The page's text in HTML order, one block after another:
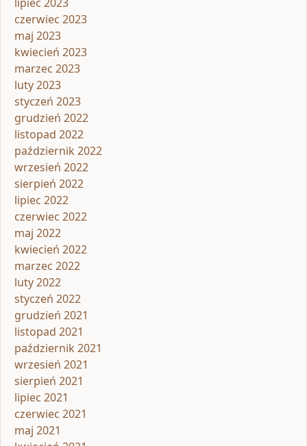
czerwiec 2023
maj 2023
kwiecień 2023
marzec 2023
luty 2023
styczeń 2023
grudzień 2022
listopad 2022
październik 2022
wrzesień 2022
sierpień 2022
lipiec 2022
czerwiec 2022
maj 2022
kwiecień 2022
marzec 2022
luty 2022
styczeń 2022
grudzień 2021
listopad 2021
październik 2021
wrzesień 2021
sierpień 2021
lipiec 2021
czerwiec 2021
maj 2021